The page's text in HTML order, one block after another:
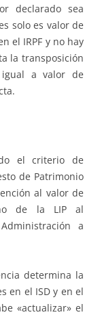
declarado sea
solo es valor de
el IRPF y no hay
la transposición
a valor de
el criterio de
de Patrimonio
al valor de
de la LIP al
a
determina la
en el ISD y en el
«actualizar» el